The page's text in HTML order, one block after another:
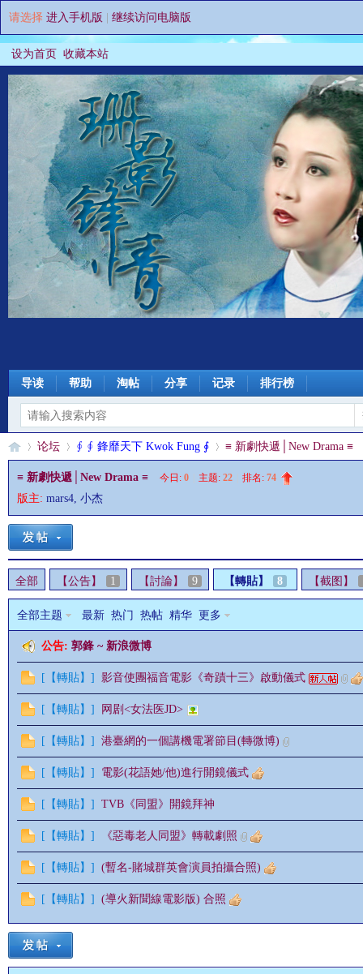
请选择 进入手机版 继续访问电脑版
设为首页 收藏本站
导读 帮助 淘帖 分享 记录 排行榜
§ »
论坛
›
∮ ∮ 鋒靡天下 Kwok Fung ∮
›
≡ 新劇快遞│New Drama ≡
≡ 新劇快遞│New Drama ≡ 今日: 0 主题: 22 排名: 74
版主: mars4, 小杰
全部 【公告】 1 【討論】 9 【轉貼】 8 【截图】
全部主题 最新 热门 热帖 精华 更多
公告: 郭鋒 ~ 新浪微博
[ 【轉貼】 ] 影音使團福音電影《奇蹟十三》啟動儀式
[ 【轉貼】 ] 网剧<女法医JD>
[ 【轉貼】 ] 港臺網的一個講機電署節目(轉微博)
[ 【轉貼】 ] 電影(花語她/他)進行開鏡儀式
[ 【轉貼】 ] TVB《同盟》開鏡拜神
[ 【轉貼】 ] 《惡毒老人同盟》轉載劇照
[ 【轉貼】 ] (暫名-賭城群英會演員拍攝合照)
[ 【轉貼】 ] (導火新聞線電影版) 合照